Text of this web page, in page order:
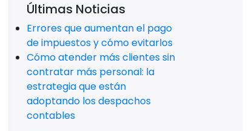
Últimas Noticias
Errores que aumentan el pago
de impuestos y cómo evitarlos
Cómo atender más clientes sin
contratar más personal: la
estrategia que están
adoptando los despachos
contables